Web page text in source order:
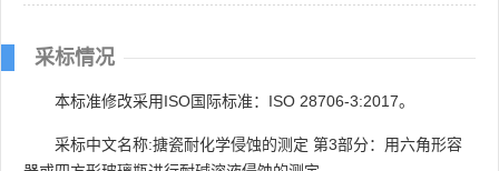
采标情况
本标准修改采用ISO国际标准：ISO 28706-3:2017。
采标中文名称:搪瓷耐化学侵蚀的测定 第3部分：用六角形容